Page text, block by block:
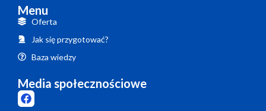
Menu
Oferta
Jak się przygotować?
Baza wiedzy
Media społecznościowe